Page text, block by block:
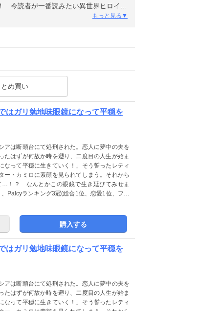
今読者が一番読みたい異世界ヒロイン
もっと見る▼
め買い
はガリ勉地味眼鏡になって平穏を
アは断頭台にて処刑された。恋人に夢中の夫を
はずが何故か時を遡り、二度目の人生が始ま
って平穏に生きていく！」そう誓ったレティ
・カミロに素顔を見られてしまう。それから
…！？ なんとかこの眼鏡で生き延びてみせま
Palcyランキング3冠(総合1位、恋愛1位、ファ
購入する
はガリ勉地味眼鏡になって平穏を
アは断頭台にて処刑された。恋人に夢中の夫を
はずが何故か時を遡り、二度目の人生が始ま
って平穏に生きていく！」そう誓ったレティ